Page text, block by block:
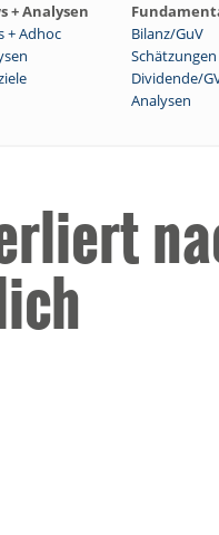
+ Analysen
+ Adhoc Bilanz/GuV
Schätzungen
Dividende/
Analysen